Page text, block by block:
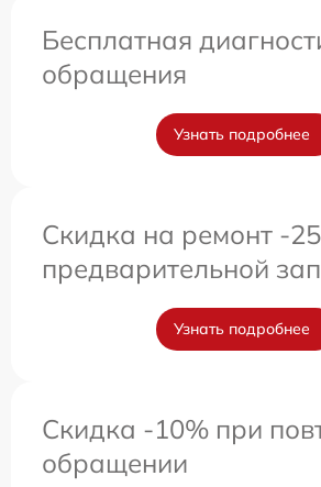
Бесплатная
обращения
Узнать подробнее
Скидка на ремонт -
предварительной
Узнать подробнее
Скидка -10% при
обращении